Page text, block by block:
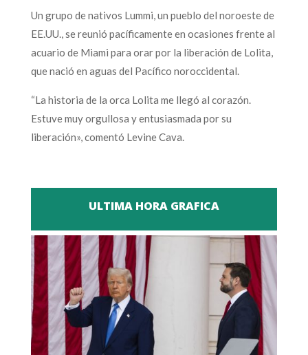
Un grupo de nativos Lummi, un pueblo del noroeste de
EE.UU., se reunió pacíficamente en ocasiones frente al
acuario de Miami para orar por la liberación de Lolita,
que nació en aguas del Pacífico noroccidental.
“La historia de la orca Lolita me llegó al corazón.
Estuve muy orgullosa y entusiasmada por su
liberación», comentó Levine Cava.
ULTIMA HORA GRAFICA